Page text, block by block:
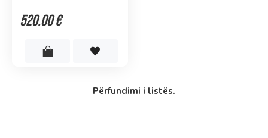
520.00 €
Përfundimi i listës.